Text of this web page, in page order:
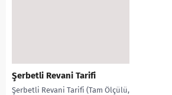
Şerbetli Revani Tarifi
Şerbetli Revani Tarifi (Tam Ölçülü,